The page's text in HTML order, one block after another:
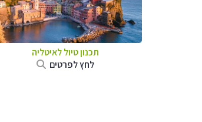
תכנון טיול לאיטליה
לחץ לפרטים